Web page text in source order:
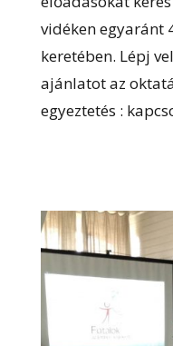
vidéken egyaránt
keretében. Lépj
ajánlatot az
egyeztetés :